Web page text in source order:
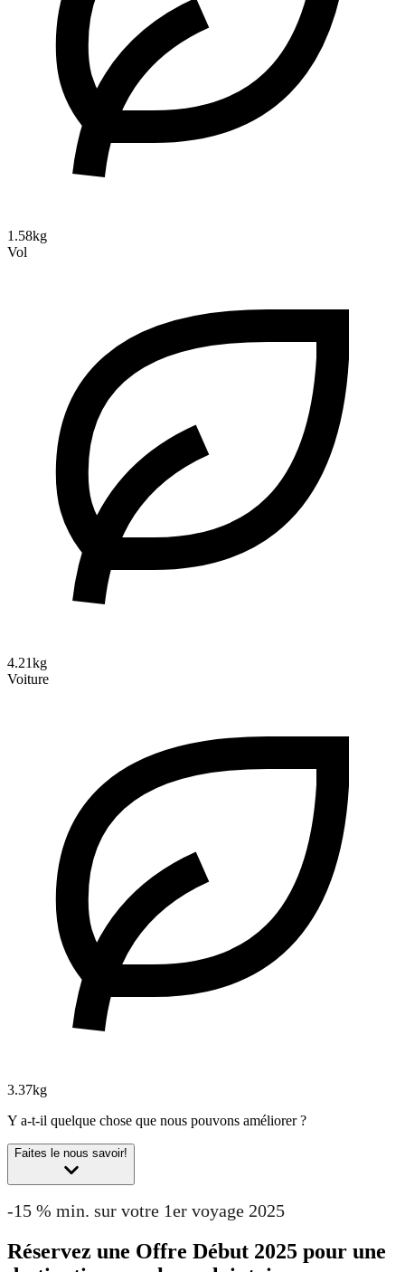
1.58kg
Vol
4.21kg
Voiture
3.37kg
Y a-t-il quelque chose que nous pouvons améliorer ?
Faites le nous savoir!
-15 % min. sur votre 1er voyage 2025
Réservez une Offre Début 2025 pour une